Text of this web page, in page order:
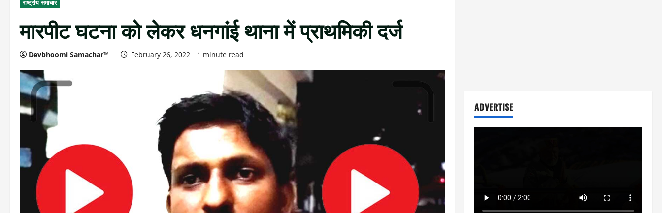
राष्ट्रीय समाचार
मारपीट घटना को लेकर धनगांई थाना में प्राथमिकी दर्ज
Devbhoomi Samachar™ February 26, 2022 1 minute read
ADVERTISE